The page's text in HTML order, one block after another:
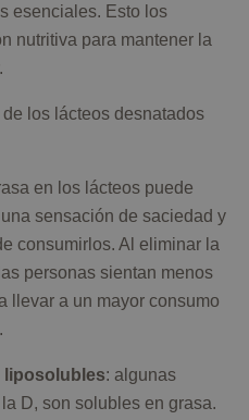
esenciales. Esto los
nutritiva para mantener la
los lácteos desnatados
en los lácteos puede
sensación de saciedad y
consumirlos. Al eliminar la
personas sientan menos
llevar a un mayor consumo
liposolubles: algunas
D, son solubles en grasa.